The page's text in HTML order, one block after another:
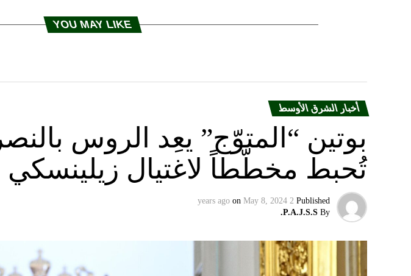
YOU MAY LIKE
أخبار الشرق الأوسط
بوتين “المتوّج” يعِد الروس
تُحبط مخطّطاً لاغتيال زيلينسكي
Published
2 years ago
on May 8, 2024
By
P.A.J.S.S.